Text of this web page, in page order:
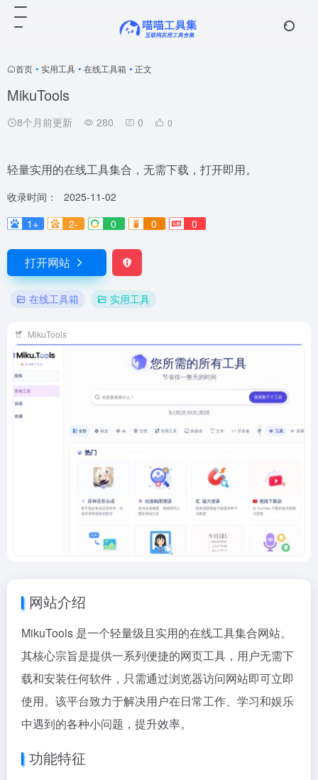
首页 • 实用工具 • 在线工具箱 • 正文
MikuTools
8个月前更新 280 0 0
轻量实用的在线工具集合，无需下载，打开即用。
收录时间：
2025-11-02
1+
2- 0 0 0
打开网站
在线工具箱 实用工具
MikuTools
网站介绍
MikuTools 是一个轻量级且实用的在线工具集合网站。
其核心宗旨是提供一系列便捷的网页工具，用户无需下
载和安装任何软件，只需通过浏览器访问网站即可立即
使用。该平台致力于解决用户在日常工作、学习和娱乐
中遇到的各种小问题，提升效率。
功能特征